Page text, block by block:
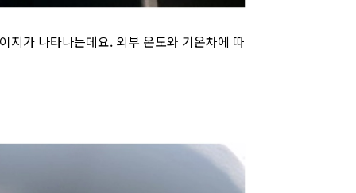
지가 나타나는데요. 외부 온도와 기온차에 따